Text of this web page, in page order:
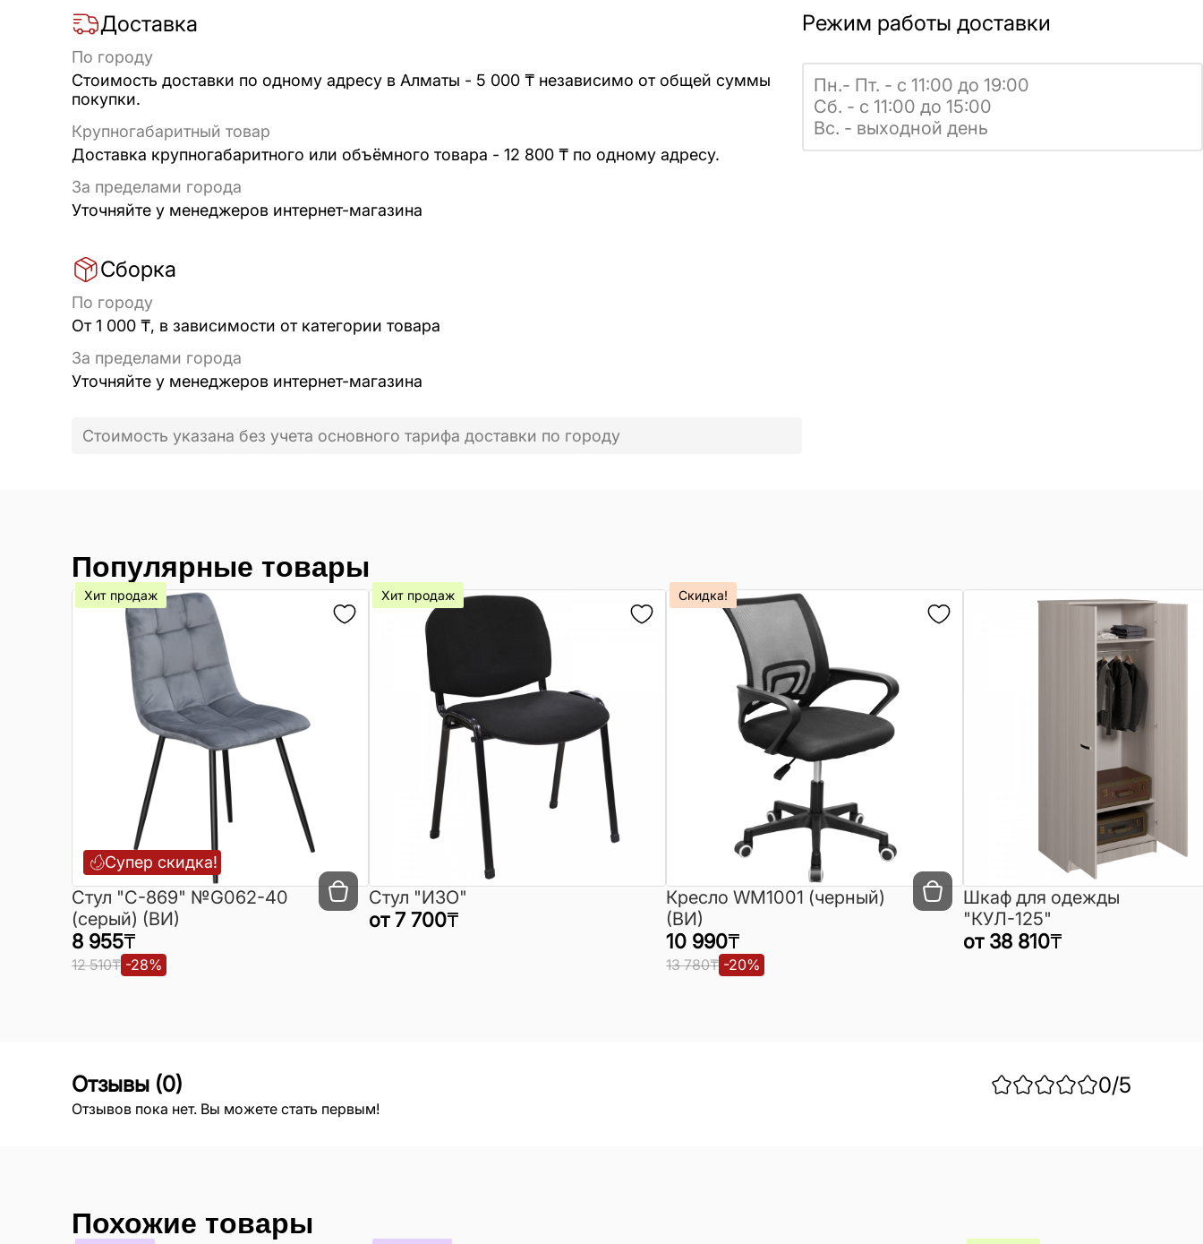
Доставка
По городу
Стоимость доставки по одному адресу в Алматы - 5 000 ₸ независимо от общей суммы
покупки.
Крупногабаритный товар
Доставка крупногабаритного или объёмного товара - 12 800 ₸ по одному адресу.
За пределами города
Уточняйте у менеджеров интернет-магазина
Сборка
По городу
От 1 000 ₸, в зависимости от категории товара
За пределами города
Уточняйте у менеджеров интернет-магазина
Стоимость указана без учета основного тарифа доставки по городу
Режим работы доставки
Пн.- Пт. - с 11:00 до 19:00
Сб. - с 11:00 до 15:00
Вс. - выходной день
Популярные товары
Супер скидка!
Хит продаж
Cтул "C-869" №G062-40
(серый) (ВИ)
8 955₸
12 510₸ -28%
Хит продаж
Стул "ИЗО"
от 7 700₸
Скидка!
Кресло WM1001 (черный)
(ВИ)
10 990₸
13 780₸ -20%
Шкаф для одежды
"КУЛ-125"
от 38 810₸
Отзывы (0) 0/5
Отзывов пока нет. Вы можете стать первым!
Похожие товары